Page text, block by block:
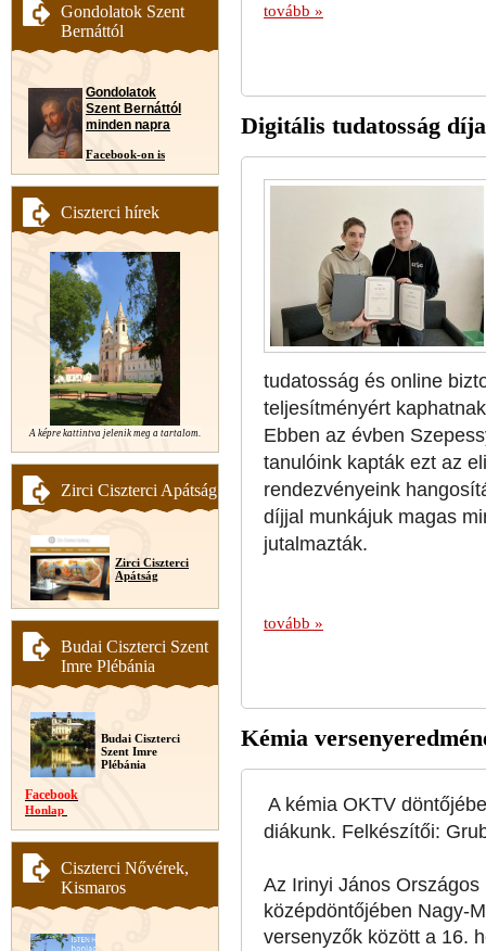
Gondolatok Szent
Bernáttól
Gondolatok
Szent Bernáttól
minden napra
Facebook-on is
Ciszterci hírek
A képre kattintva jelenik meg a tartalom.
Zirci Ciszterci Apátság
Zirci Ciszterci
Apátság
Budai Ciszterci Szent
Imre Plébánia
Budai Ciszterci
Szent Imre
Plébánia
Facebook
Honlap
Ciszterci Nővérek,
Kismaros
tovább »
Digitális tudatosság
tudatosság és online
teljesítményért
Ebben az évben
tanulóink kapták ezt az
rendezvényeink
díjjal munkájuk magas
jutalmazták.
tovább »
Kémia
A kémia OKTV
diákunk. Felkészítői:
Az Irinyi János
középdöntőjében Nagy-
versenyzők között a 16.